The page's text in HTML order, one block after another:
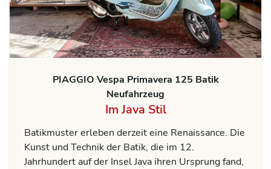
PIAGGIO Vespa Primavera 125 Batik
Neufahrzeug
Im Java Stil
Batikmuster erleben derzeit eine Renaissance. Die
Kunst und Technik der Batik, die im 12.
Jahrhundert auf der Insel Java ihren Ursprung fand,